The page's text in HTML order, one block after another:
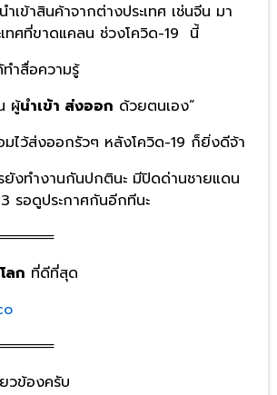
เข้าสินค้าจากต่างประเทศ เช่นจีน มา
ทศที่ขาดแคลน ช่วงโควิด-19 นี้
ำสื่อความรู้
ผู้นำเข้า ส่งออก ด้วยตนเอง”
มไว้ส่งออกรัวๆ หลังโควิด-19 ก็ยิ่งดีจ้า
งทำงานกันปกตินะ มีปิดด่านชายแดน
รอดูประกาศกันอีกทีนะ
ลก ที่ดีที่สุด
วข้องครับ